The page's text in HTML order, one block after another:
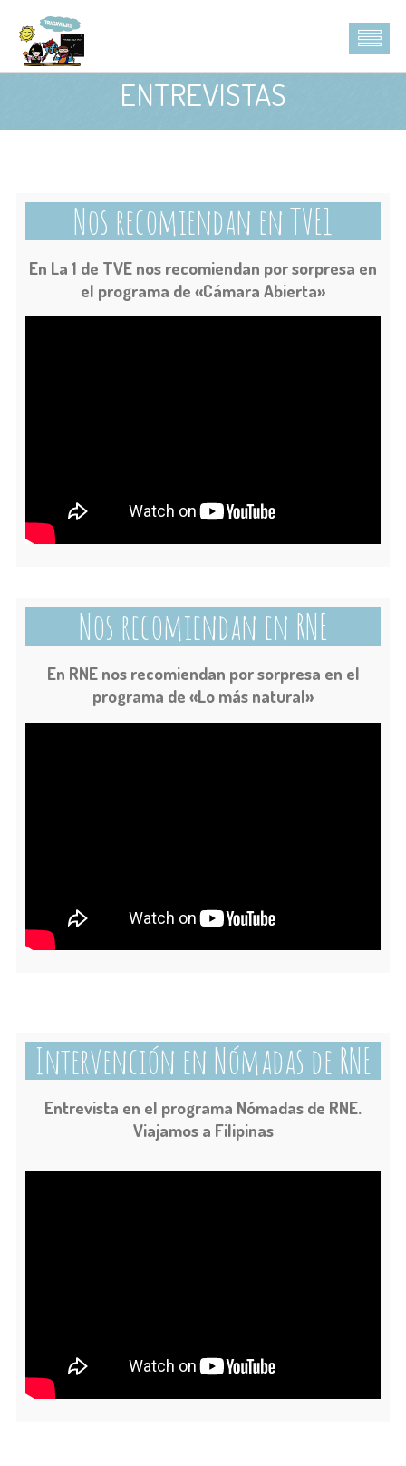
ENTREVISTAS
Nos recomiendan en TVE1
En La 1 de TVE nos recomiendan por sorpresa en
el programa de «Cámara Abierta»
Nos recomiendan en RNE
En RNE nos recomiendan por sorpresa en el
programa de «Lo más natural»
Intervención en Nómadas de RNE
Entrevista en el programa Nómadas de RNE.
Viajamos a Filipinas